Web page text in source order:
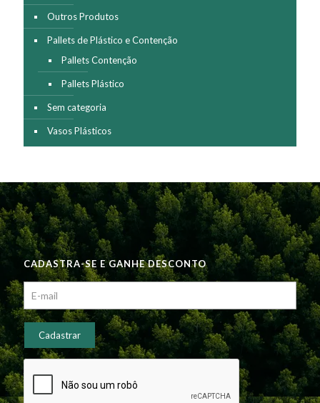
Outros Produtos
Pallets de Plástico e Contenção
Pallets Contenção
Pallets Plástico
Sem categoria
Vasos Plásticos
CADASTRA-SE E GANHE DESCONTO